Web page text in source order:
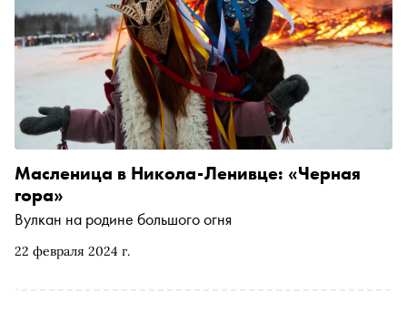
22 февраля 2024 г.
Масленица в Никола-Ленивце: «Черная
гора»
Вулкан на родине большого огня